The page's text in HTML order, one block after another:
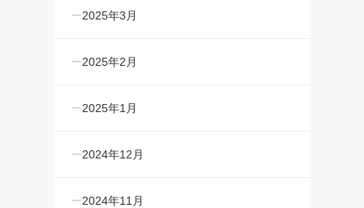
2025年3月
2025年2月
2025年1月
2024年12月
2024年11月